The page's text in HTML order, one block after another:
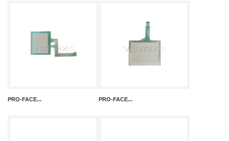
PRO-FACE... PRO-FACE...